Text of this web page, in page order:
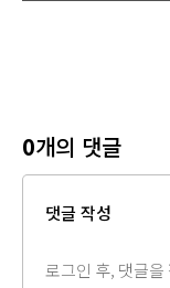
0개의 댓글
댓글 작성